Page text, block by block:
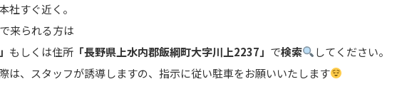
社すぐ近く。
来られる方は
もしくは住所 「長野県上水内郡飯綱町大字川上2237」 で検索
してください。
は、スタッフが誘導しますの、指示に従い駐車をお願いいたします